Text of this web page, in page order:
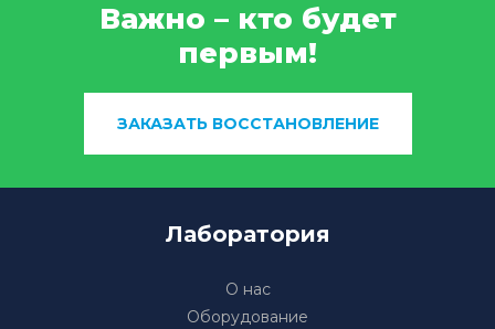
Важно – кто будет
первым!
ЗАКАЗАТЬ ВОССТАНОВЛЕНИЕ
Лаборатория
О нас
Оборудование